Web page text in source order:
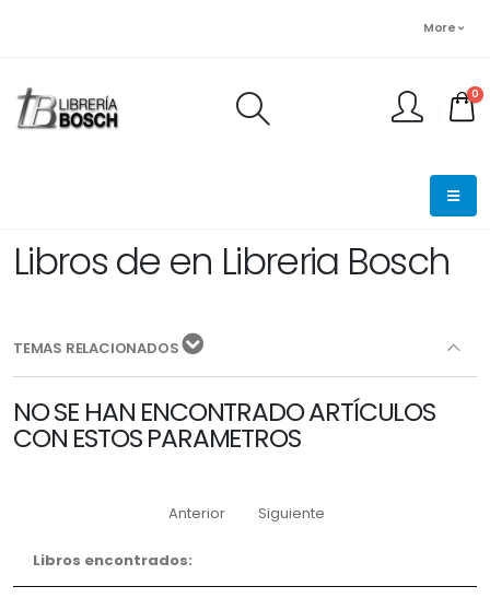
More
0
Libros de en Libreria Bosch
TEMAS RELACIONADOS
NO SE HAN ENCONTRADO ARTÍCULOS
CON ESTOS PARAMETROS
Anterior Siguiente
Libros encontrados: